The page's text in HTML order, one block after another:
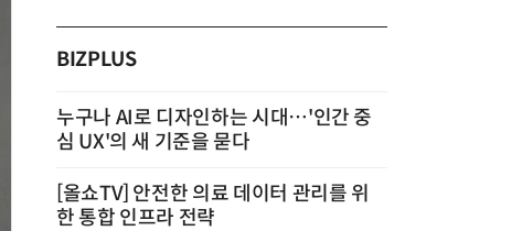
BIZPLUS
누구나 AI로 디자인하는 시대…'인간 중
심 UX'의 새 기준을 묻다
[올쇼TV] 안전한 의료 데이터 관리를 위
한 통합 인프라 전략